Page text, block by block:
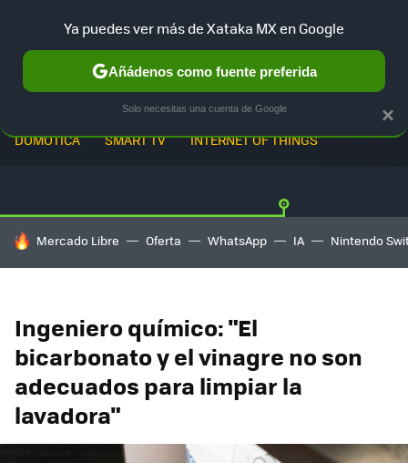
DOMÓTICA SMART TV INTERNET OF THINGS
HOY SE HABLA DE
Mercado Libre Oferta WhatsApp IA Nintendo
Ingeniero químico: "El
bicarbonato y el vinagre no son
adecuados para limpiar la
lavadora"
×
Ya puedes ver más de Xataka MX en Google
Añádenos como fuente preferida
Solo necesitas una cuenta de Google